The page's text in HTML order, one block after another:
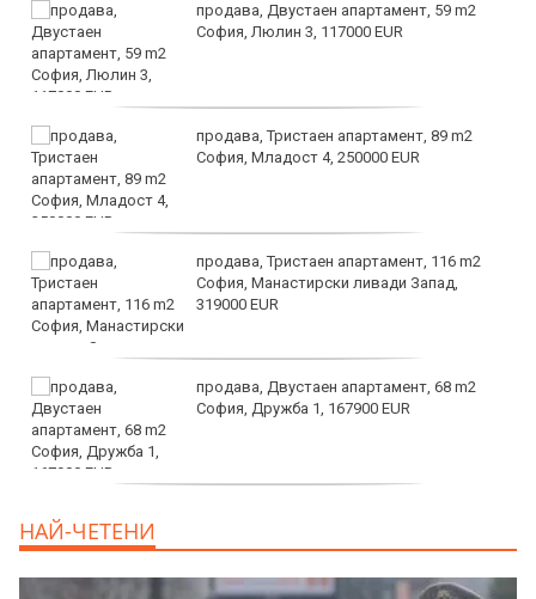
продава, Двустаен апартамент, 59 m2
София, Люлин 3, 117000 EUR
продава, Тристаен апартамент, 89 m2
София, Младост 4, 250000 EUR
продава, Тристаен апартамент, 116 m2
София, Манастирски ливади Запад,
319000 EUR
продава, Двустаен апартамент, 68 m2
София, Дружба 1, 167900 EUR
НАЙ-ЧЕТЕНИ